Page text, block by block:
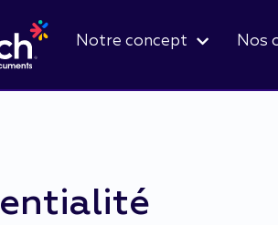
Notre concept Nos